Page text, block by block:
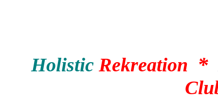
Holistic Rekreation *